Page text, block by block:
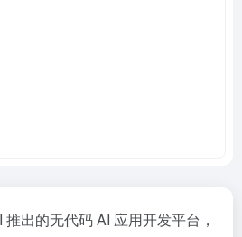
出的无代码 AI 应用开发平台，